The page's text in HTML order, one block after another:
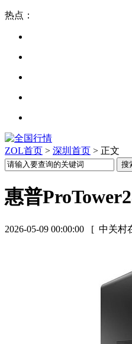
热点：
ZOL首页 > 深圳首页 > 正文
惠普
2026-05-09 00:00:00 [ 中关村